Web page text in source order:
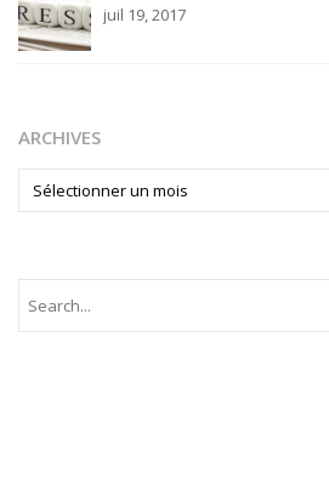
juil 19, 2017
ARCHIVES
ARCHIVES